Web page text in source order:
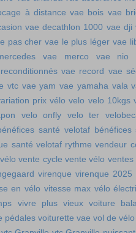
à distance vae bois vae
vae decathlon 1000 vae dji
pas cher vae le plus léger vae
vae merco
vae nio
vae record vae
vtc vae yam vae yamaha vala
prix vélo velo velo 10kgs
velo onfly velo ter
santé velotaf
santé velotaf rythme vendeur
vente cycle vente vélo ventes
virenque virenque 2025
en vélo vitesse max vélo
vivre plus vieux voiture
pédales voiturette vae vol de